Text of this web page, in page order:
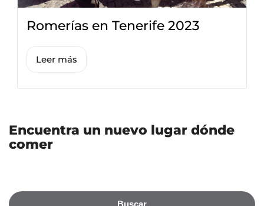
Romerías en Tenerife 2023
Leer más
Encuentra un nuevo lugar dónde
comer
Buscar